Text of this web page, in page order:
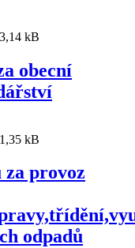
kB
obecní
kB
provoz
odpadů